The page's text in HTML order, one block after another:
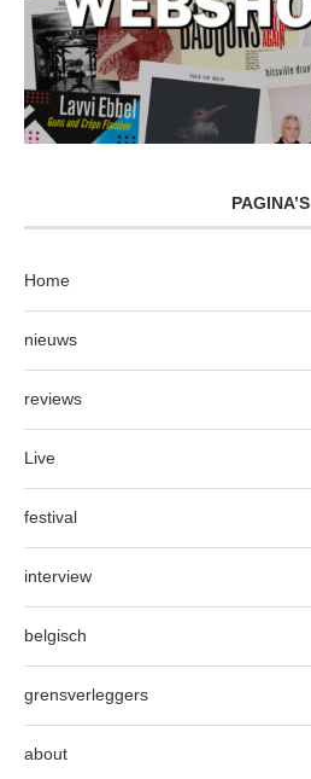
PAGINA’S
Home
nieuws
reviews
Live
festival
interview
belgisch
grensverleggers
about